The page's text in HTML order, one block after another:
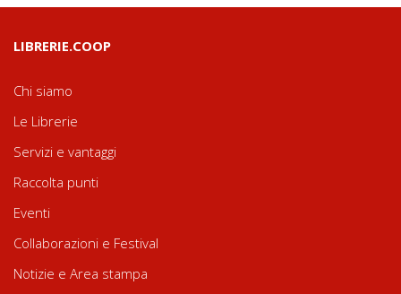
LIBRERIE.COOP
Chi siamo
Le Librerie
Servizi e vantaggi
Raccolta punti
Eventi
Collaborazioni e Festival
Notizie e Area stampa